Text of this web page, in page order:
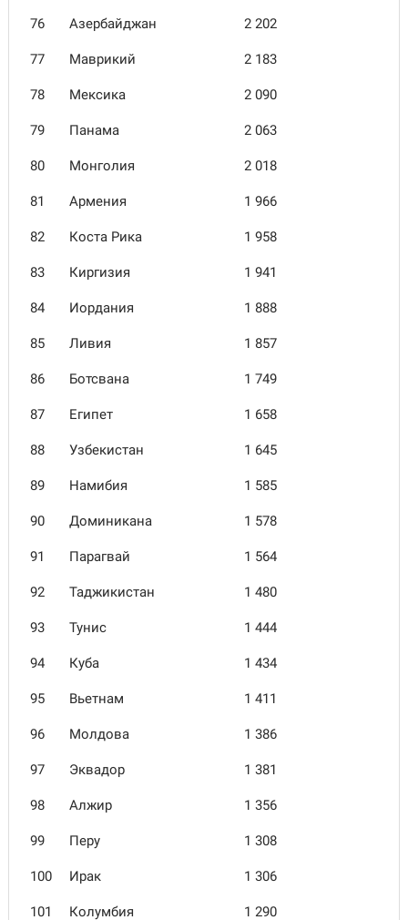
76 Азербайджан 2 202
77 Маврикий 2 183
78 Мексика 2 090
79 Панама 2 063
80 Монголия 2 018
81 Армения 1 966
82 Коста Рика 1 958
83 Киргизия 1 941
84 Иордания 1 888
85 Ливия 1 857
86 Ботсвана 1 749
87 Египет 1 658
88 Узбекистан 1 645
89 Намибия 1 585
90 Доминикана 1 578
91 Парагвай 1 564
92 Таджикистан 1 480
93 Тунис 1 444
94 Куба 1 434
95 Вьетнам 1 411
96 Молдова 1 386
97 Эквадор 1 381
98 Алжир 1 356
99 Перу 1 308
100 Ирак 1 306
101 Колумбия 1 290